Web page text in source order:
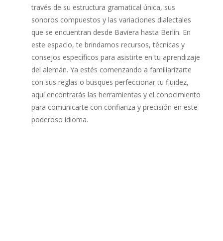
través de su estructura gramatical única, sus
sonoros compuestos y las variaciones dialectales
que se encuentran desde Baviera hasta Berlín. En
este espacio, te brindamos recursos, técnicas y
consejos específicos para asistirte en tu aprendizaje
del alemán. Ya estés comenzando a familiarizarte
con sus reglas o busques perfeccionar tu fluidez,
aquí encontrarás las herramientas y el conocimiento
para comunicarte con confianza y precisión en este
poderoso idioma.